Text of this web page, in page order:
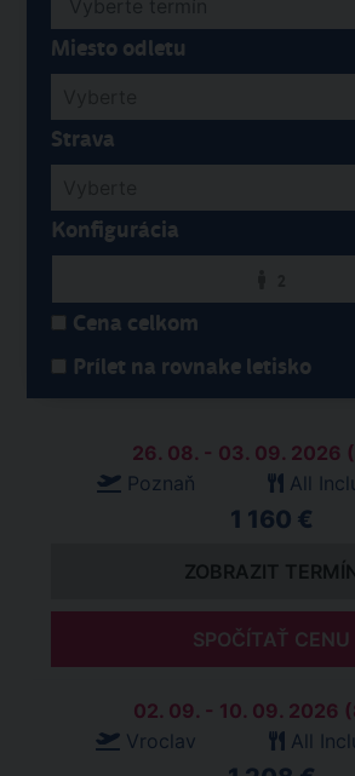
Miesto odletu
Strava
Konfigurácia
Cena celkom
Prílet na rovnake letisko
26. 08. - 03. 09. 2026
Poznaň
All
1 160 €
ZOBRAZIT
SPOČÍTAŤ CENU
02. 09. - 10. 09. 2026
Vroclav
All